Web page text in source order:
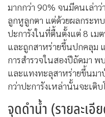
มากกว่า 90% จนมีคนเล่าว่
ลูกหูลูกตา แต่ด้วยผลกระท
ปะการังในที่ตื้นตั้งแต่ 8 เม
และถูกสาหร่ายขึ้นปกคลุม
การสำรวจในสองปีถัดมา
และแทงทะลุสาหร่ายขึ้นมา
กว่าปะการังเหล่านั้นจะเติบ
จุดดำน้ำ (รายละเอี